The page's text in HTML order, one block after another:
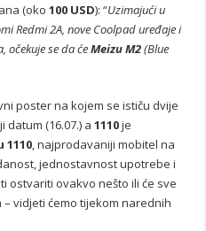
(oko100 USD): “Uzimajući u
Redmi 2A, nove Coolpad uređaje i
očekuje se da ćeMeizu M2(Blue
poster na kojem se ističu dvije
(16.07.) a1110je
1110, najprodavaniji mobitel na
jednostavnost upotrebe i
ostvariti ovakvo nešto ili će sve
vidjeti ćemo tijekom narednih